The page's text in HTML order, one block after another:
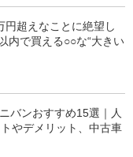
円超えなことに絶望し
内で買える○○な“大きい
バンおすすめ15選｜人
やデメリット、中古車